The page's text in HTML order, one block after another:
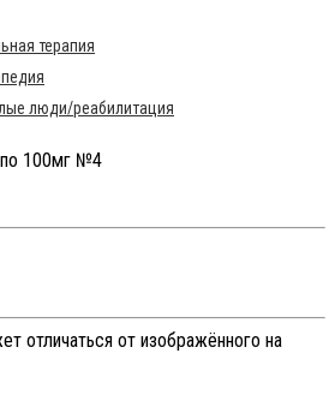
терапия
люди/реабилитация
отличаться от изображённого на